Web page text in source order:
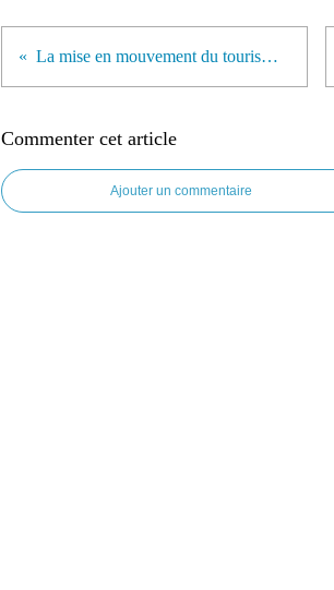
La mise en mouvement du tourisme d’Auvergne Rhône-Alpes par Lionel Flasseur
Commenter cet article
Ajouter un commentaire